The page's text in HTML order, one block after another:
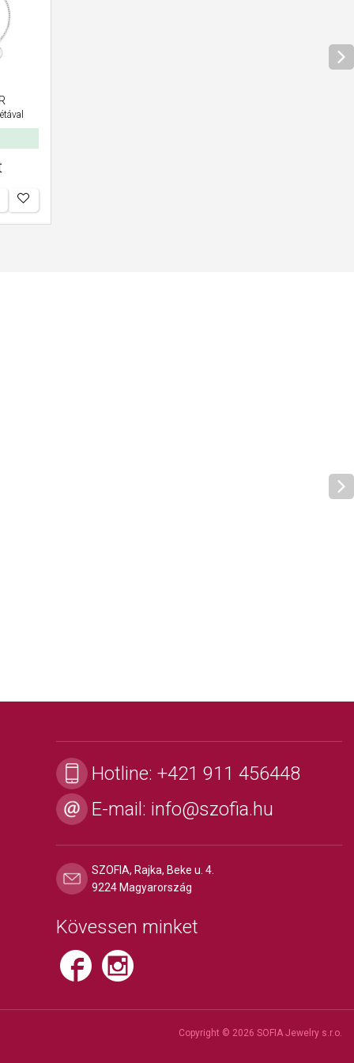
Hotline: +421 911 456448
E-mail: info@szofia.hu
SZOFIA, Rajka, Beke u. 4.
9224 Magyarország
Kövessen minket
Copyright © 2026 SOFIA Jewelry s.r.o.